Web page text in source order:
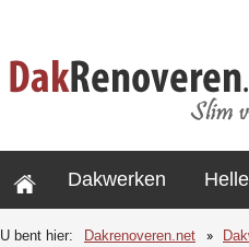
Dakwerken
U bent hier: Dakrenoveren.net